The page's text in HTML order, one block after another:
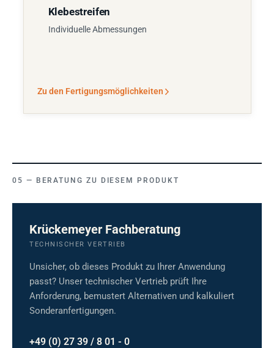
Klebestreifen
Individuelle Abmessungen
Zu den Fertigungsmöglichkeiten
BERATUNG ZU DIESEM PRODUKT
Krückemeyer Fachberatung
TECHNISCHER VERTRIEB
Unsicher, ob dieses Produkt zu Ihrer Anwendung
passt? Unser technischer Vertrieb prüft Ihre
Anforderung, bemustert Alternativen und kalkuliert
Sonderanfertigungen.
+49 (0) 27 39 / 8 01 - 0